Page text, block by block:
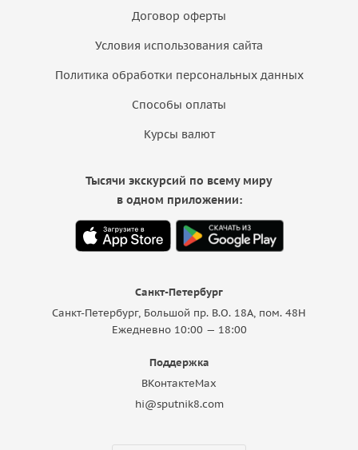
Договор оферты
Условия использования сайта
Политика обработки персональных данных
Способы оплаты
Курсы валют
Санкт-Петербург
Санкт-Петербург, Большой пр. В.О. 18A, пом. 48Н
Ежедневно 10:00 — 18:00
Поддержка
ВКонтактеMax
hi@sputnik8.com
Тысячи экскурсий по всему миру
в одном приложении: